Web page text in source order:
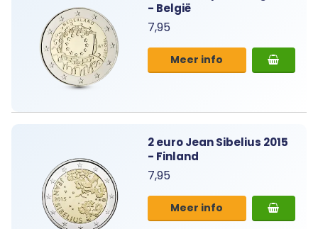
- België
7,95
Meer info
2 euro Jean Sibelius 2015
- Finland
7,95
Meer info